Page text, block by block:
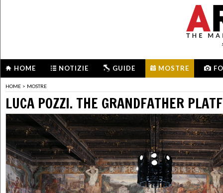
HOME NOTIZIE GUIDE MOSTRE
HOME > MOSTRE
LUCA POZZI. THE GRANDFATHER